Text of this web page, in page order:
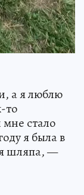
а я люблю
то
стало
я была в
шляпа, —